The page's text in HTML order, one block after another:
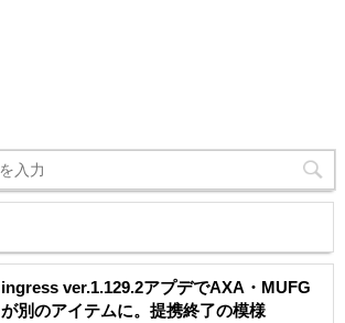
ingress ver.1.129.2アプデでAXA・MUFG
が別のアイテムに。提携終了の模様